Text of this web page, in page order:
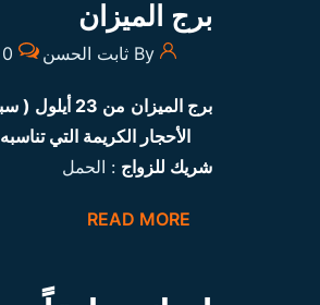
برج الميزان
0 Comments
برج الميزان من 23 أيلول ( سبتمبر -
الأحجار الكريمة التي تناسبه
شريك للزواج : الحمل
READ MORE